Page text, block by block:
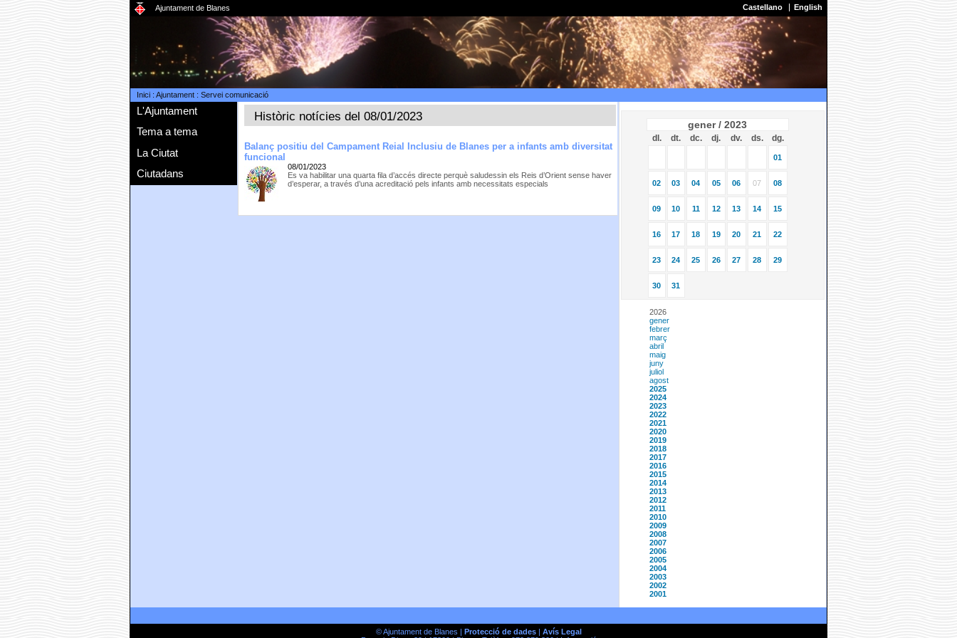
Ajuntament de Blanes Castellano English
Inici: Ajuntament: Servei comunicació
L'Ajuntament
Tema a tema
La Ciutat
Ciutadans
Històric notícies del 08/01/2023
Balanç positiu del Campament Reial Inclusiu de Blanes per a infants amb diversitat
funcional
08/01/2023
Es va habilitar una quarta fila d’accés directe perquè saludessin els Reis d’Orient sense haver
d’esperar, a través d’una acreditació pels infants amb necessitats especials
gener / 2023
dl. dt. dc. dj. dv. ds. dg.
01
02 03 04 05 06 07 08
09 10 11 12 13 14 15
16 17 18 19 20 21 22
23 24 25 26 27 28 29
30 31
2026
gener
febrer
març
abril
maig
juny
juliol
agost
2025
2024
2023
2022
2021
2020
2019
2018
2017
2016
2015
2014
2013
2012
2011
2010
2009
2008
2007
2006
2005
2004
2003
2002
2001
© Ajuntament de Blanes | Protecció de dades| Avís Legal